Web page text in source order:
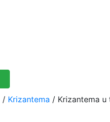
/ Krizantema / Krizantema u